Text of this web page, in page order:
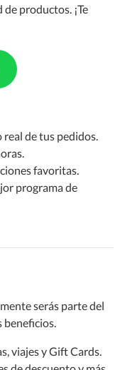
productos. ¡Te
de tus pedidos.
favoritas.
programa de
serás parte del
beneficios.
viajes y Gift Cards.